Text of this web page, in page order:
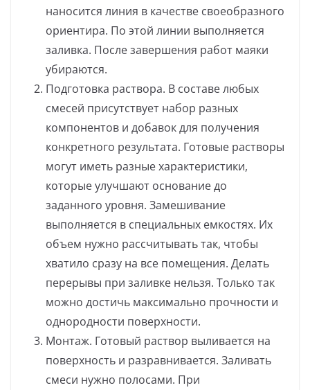
наносится линия в качестве своеобразного
ориентира. По этой линии выполняется
заливка. После завершения работ маяки
убираются.
Подготовка раствора. В составе любых
смесей присутствует набор разных
компонентов и добавок для получения
конкретного результата. Готовые растворы
могут иметь разные характеристики,
которые улучшают основание до
заданного уровня. Замешивание
выполняется в специальных емкостях. Их
объем нужно рассчитывать так, чтобы
хватило сразу на все помещения. Делать
перерывы при заливке нельзя. Только так
можно достичь максимально прочности и
однородности поверхности.
Монтаж. Готовый раствор выливается на
поверхность и разравнивается. Заливать
смеси нужно полосами. При